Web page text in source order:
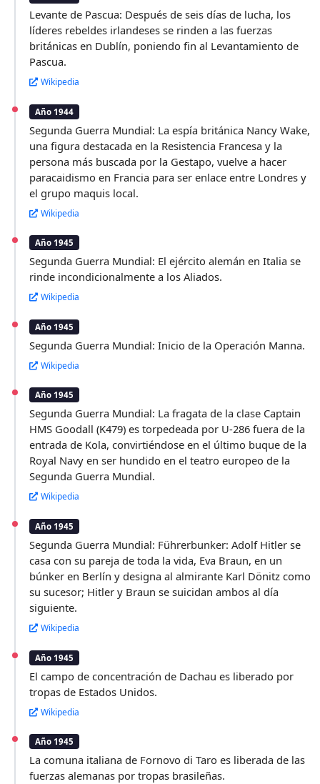
Levante de Pascua: Después de seis días de lucha, los
líderes rebeldes irlandeses se rinden a las fuerzas
británicas en Dublín, poniendo fin al Levantamiento de
Pascua.
Wikipedia
Año 1944
Segunda Guerra Mundial: La espía británica Nancy Wake,
una figura destacada en la Resistencia Francesa y la
persona más buscada por la Gestapo, vuelve a hacer
paracaidismo en Francia para ser enlace entre Londres y
el grupo maquis local.
Wikipedia
Año 1945
Segunda Guerra Mundial: El ejército alemán en Italia se
rinde incondicionalmente a los Aliados.
Wikipedia
Año 1945
Segunda Guerra Mundial: Inicio de la Operación Manna.
Wikipedia
Año 1945
Segunda Guerra Mundial: La fragata de la clase Captain
HMS Goodall (K479) es torpedeada por U-286 fuera de la
entrada de Kola, convirtiéndose en el último buque de la
Royal Navy en ser hundido en el teatro europeo de la
Segunda Guerra Mundial.
Wikipedia
Año 1945
Segunda Guerra Mundial: Führerbunker: Adolf Hitler se
casa con su pareja de toda la vida, Eva Braun, en un
búnker en Berlín y designa al almirante Karl Dönitz como
su sucesor; Hitler y Braun se suicidan ambos al día
siguiente.
Wikipedia
Año 1945
El campo de concentración de Dachau es liberado por
tropas de Estados Unidos.
Wikipedia
Año 1945
La comuna italiana de Fornovo di Taro es liberada de las
fuerzas alemanas por tropas brasileñas.